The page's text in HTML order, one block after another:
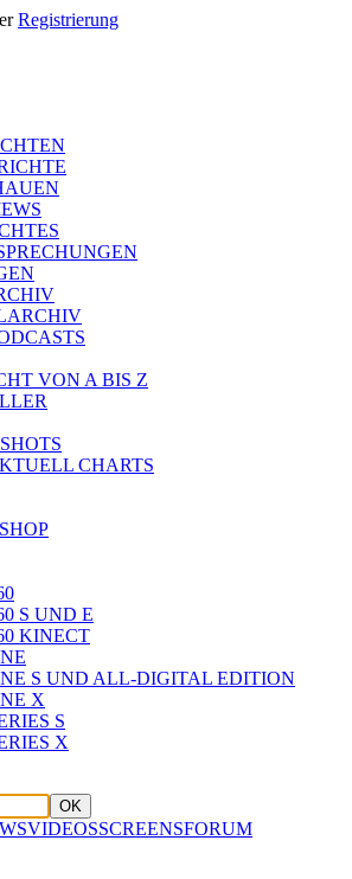
Registrierung
VON A BIS Z
CHARTS
S UND E
KINECT
S UND ALL-DIGITAL EDITION
X
S
X
OK
VIDEOSSCREENSFORUM